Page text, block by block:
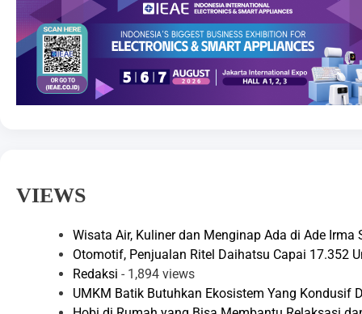
VIEWS
Wisata Air, Kuliner dan Menginap Ada di Ade Irma
Otomotif, Penjualan Ritel Daihatsu Capai 17.352
Redaksi - 1,894 views
UMKM Batik Butuhkan Ekosistem Yang Kondusif